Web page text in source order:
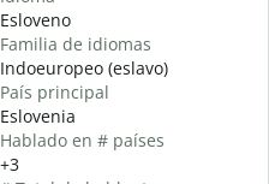
Esloveno
Familia de idiomas
Indoeuropeo (eslavo)
País principal
Eslovenia
Hablado en # países
+3